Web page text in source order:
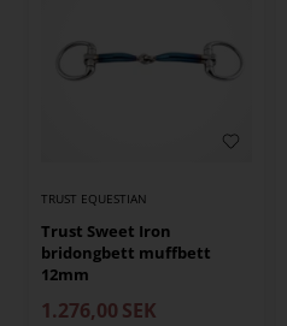
TRUST EQUESTIAN
Trust Sweet Iron
bridongbett muffbett
12mm
1.276,00 SEK